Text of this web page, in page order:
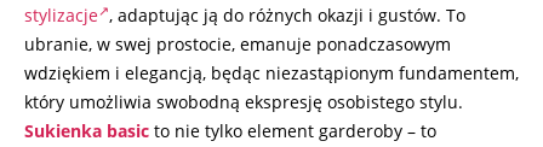
stylizacje , adaptując ją do różnych okazji i gustów. To
ubranie, w swej prostocie, emanuje ponadczasowym
wdziękiem i elegancją, będąc niezastąpionym fundamentem,
który umożliwia swobodną ekspresję osobistego stylu.
Sukienka basic to nie tylko element garderoby – to